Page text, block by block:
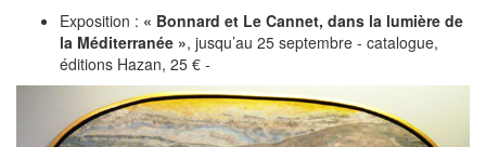
Exposition : « Bonnard et Le Cannet, dans la lumière de
la Méditerranée », jusqu’au 25 septembre - catalogue,
éditions Hazan, 25 € -